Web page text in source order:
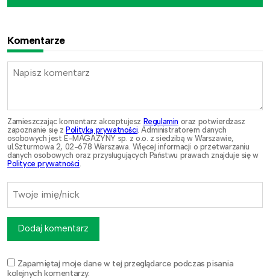
Komentarze
Zamieszczając komentarz akceptujesz Regulamin oraz potwierdzasz
zapoznanie się z Polityką prywatności. Administratorem danych
osobowych jest E-MAGAZYNY sp. z o.o. z siedzibą w Warszawie,
ul.Szturmowa 2, 02-678 Warszawa. Więcej informacji o przetwarzaniu
danych osobowych oraz przysługujących Państwu prawach znajduje się w
Polityce prywatności.
Zapamiętaj moje dane w tej przeglądarce podczas pisania
kolejnych komentarzy.
Dodaj komentarz